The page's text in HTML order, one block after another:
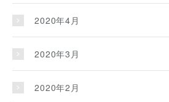
2020年4月
2020年3月
2020年2月